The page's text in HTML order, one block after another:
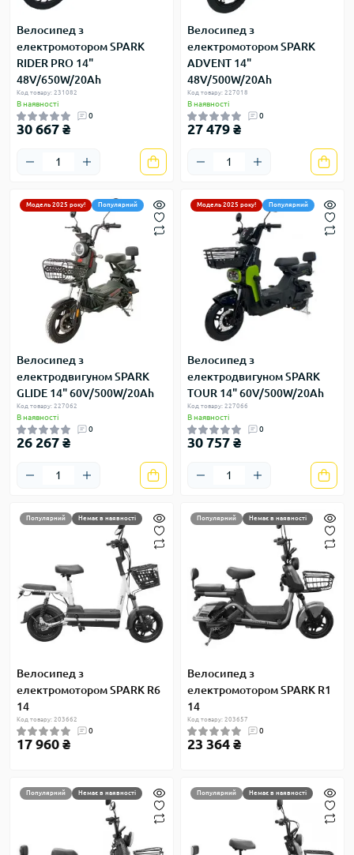
Велосипед з
електромотором SPARK
RIDER PRO 14"
48V/650W/20Ah
Код товару: 231082
В наявності
0
30 667 ₴
Велосипед з
електромотором SPARK
ADVENT 14"
48V/500W/20Ah
Код товару: 227018
В наявності
0
27 479 ₴
Модель 2025 року! Популярний
Велосипед з
електродвигуном SPARK
GLIDE 14" 60V/500W/20Ah
Код товару: 227062
В наявності
0
26 267 ₴
Модель 2025 року! Популярний
Велосипед з
електродвигуном SPARK
TOUR 14" 60V/500W/20Ah
Код товару: 227066
В наявності
0
30 757 ₴
Популярний Немає в наявності
Велосипед з
електромотором SPARK R6
14
Код товару: 203662
0
17 960 ₴
Популярний Немає в наявності
Велосипед з
електромотором SPARK R1
14
Код товару: 203657
0
23 364 ₴
Популярний Немає в наявності Популярний Немає в наявності